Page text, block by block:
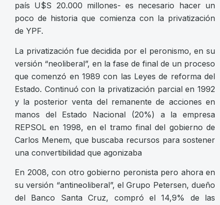
país U$S 20.000 millones- es necesario hacer un
poco de historia que comienza con la privatización
de YPF.
La privatización fue decidida por el peronismo, en su
versión “neoliberal”, en la fase de final de un proceso
que comenzó en 1989 con las Leyes de reforma del
Estado. Continuó con la privatización parcial en 1992
y la posterior venta del remanente de acciones en
manos del Estado Nacional (20%) a la empresa
REPSOL en 1998, en el tramo final del gobierno de
Carlos Menem, que buscaba recursos para sostener
una convertibilidad que agonizaba
En 2008, con otro gobierno peronista pero ahora en
su versión “antineoliberal”, el Grupo Petersen, dueño
del Banco Santa Cruz, compró el 14,9% de las